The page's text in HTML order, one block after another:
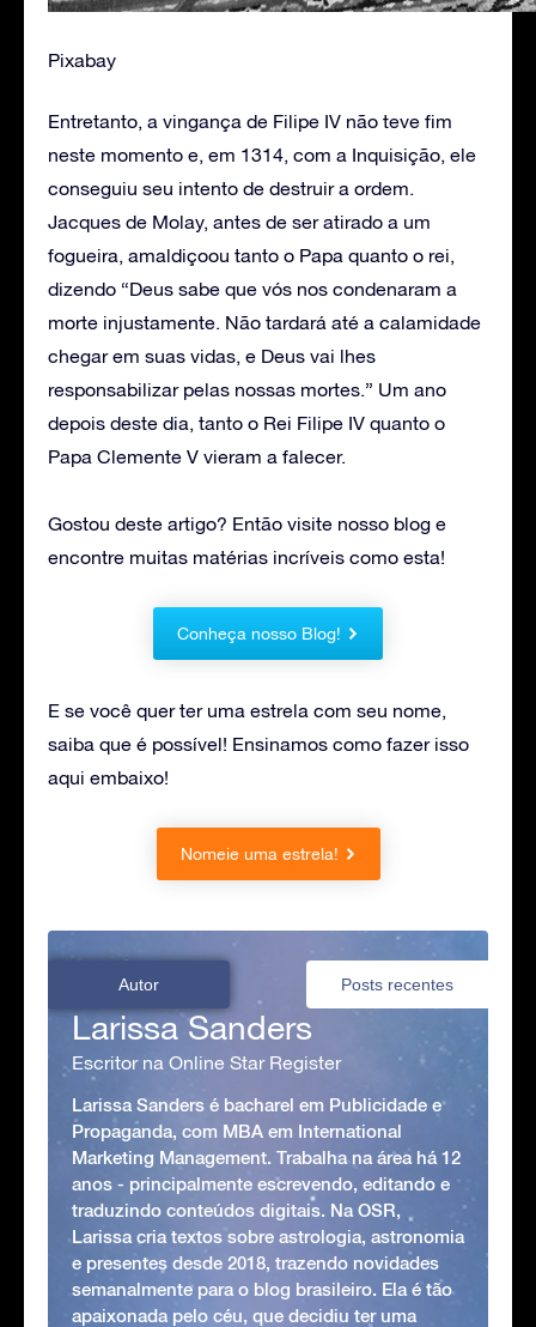
Pixabay
Entretanto, a vingança de Filipe IV não teve fim
neste momento e, em 1314, com a Inquisição, ele
conseguiu seu intento de destruir a ordem.
Jacques de Molay, antes de ser atirado a um
fogueira, amaldiçoou tanto o Papa quanto o rei,
dizendo “Deus sabe que vós nos condenaram a
morte injustamente. Não tardará até a calamidade
chegar em suas vidas, e Deus vai lhes
responsabilizar pelas nossas mortes.” Um ano
depois deste dia, tanto o Rei Filipe IV quanto o
Papa Clemente V vieram a falecer.
Gostou deste artigo? Então visite nosso blog e
encontre muitas matérias incríveis como esta!
Conheça nosso Blog!
E se você quer ter uma estrela com seu nome,
saiba que é possível! Ensinamos como fazer isso
aqui embaixo!
Nomeie uma estrela!
Autor Posts recentes
Larissa Sanders
Escritor na Online Star Register
Larissa Sanders é bacharel em Publicidade e
Propaganda, com MBA em International
Marketing Management. Trabalha na área há 12
anos - principalmente escrevendo, editando e
traduzindo conteúdos digitais. Na OSR,
Larissa cria textos sobre astrologia, astronomia
e presentes desde 2018, trazendo novidades
semanalmente para o blog brasileiro. Ela é tão
apaixonada pelo céu, que decidiu ter uma